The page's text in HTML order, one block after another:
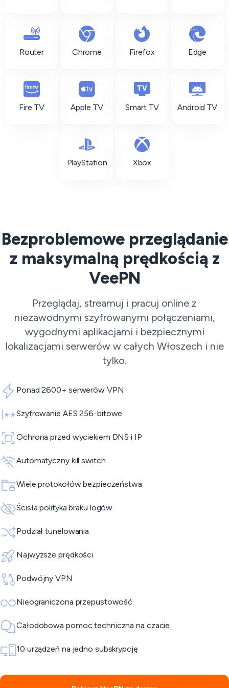
Router Chrome Firefox Edge
Fire TV Apple TV Smart TV Android TV
PlayStation Xbox
Bezproblemowe przeglądanie
z maksymalną prędkością z
VeePN
Przeglądaj, streamuj i pracuj online z
niezawodnymi szyfrowanymi połączeniami,
wygodnymi aplikacjami i bezpiecznymi
lokalizacjami serwerów w całych Włoszech i nie
tylko.
Ponad 2600+ serwerów VPN
Szyfrowanie AES 256-bitowe
Ochrona przed wyciekiem DNS i IP
Automatyczny kill switch
Wiele protokołów bezpieczeństwa
Ścisła polityka braku logów
Podział tunelowania
Najwyższe prędkości
Podwójny VPN
Nieograniczona przepustowość
Całodobowa pomoc techniczna na czacie
10 urządzeń na jedno subskrypcję